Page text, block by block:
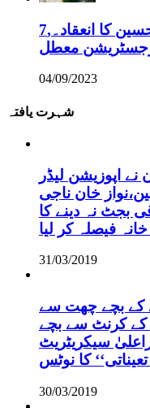
قراقرم یونیورسٹی میں یوم حسین کا انعقاد۔,7
رجسٹریشن معطل
04/09/2023
شہرت یافتہ
اپوزیشن لیڈر
خان ناجی
بجٹ نہ دینے کا
خانہ فیصلہ کر لیا
31/03/2019
کے بچے چھت سے
کے کرنٹ سے بچے
سیکریٹریٹ
کا نوٹس
30/03/2019